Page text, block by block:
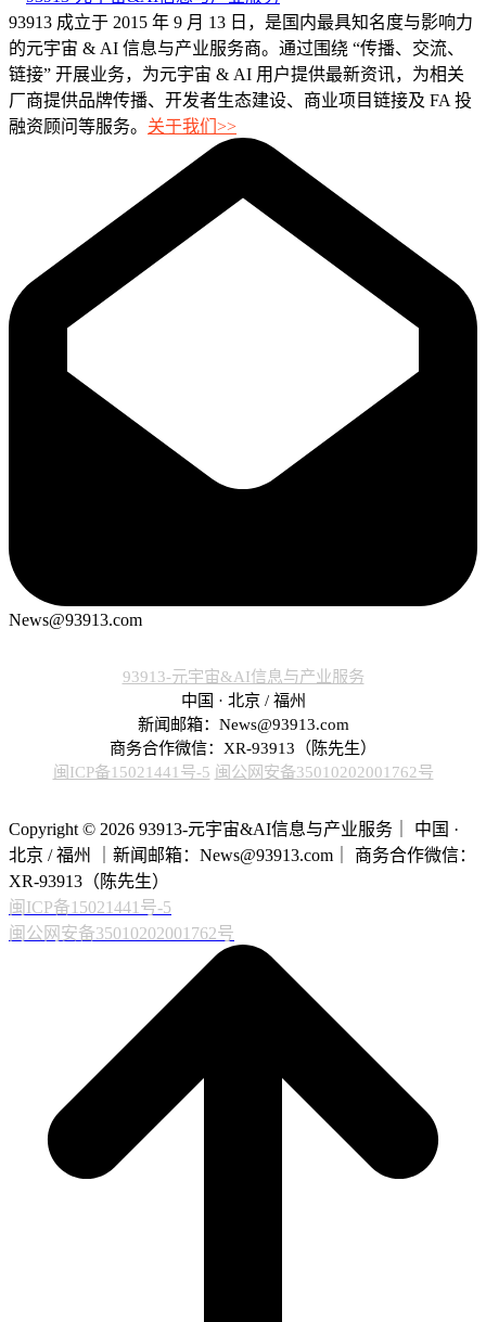
93913 成立于 2015 年 9 月 13 日，是国内最具知名度与影响力
的元宇宙 & AI 信息与产业服务商。通过围绕 “传播、交流、
链接” 开展业务，为元宇宙 & AI 用户提供最新资讯，为相关
厂商提供品牌传播、开发者生态建设、商业项目链接及 FA 投
融资顾问等服务。 关于我们>>
News@93913.com
93913-元宇宙&AI信息与产业服务
中国 · 北京 / 福州
新闻邮箱：News@93913.com
商务合作微信：XR-93913（陈先生）
闽ICP备15021441号-5 闽公网安备35010202001762号
Copyright © 2026 93913-元宇宙&AI信息与产业服务｜ 中国 ·
北京 / 福州 ｜新闻邮箱：News@93913.com｜ 商务合作微信：
XR-93913（陈先生）
闽ICP备15021441号-5
闽公网安备35010202001762号